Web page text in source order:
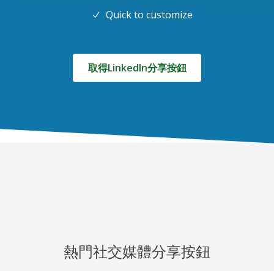
Quick to customize
取得LinkedIn分享按鈕
熱門社交媒體分享按鈕